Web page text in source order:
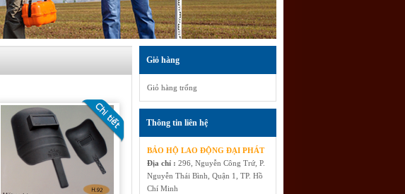
Giỏ hàng
Giỏ hàng trống
Thông tin liên hệ
BẢO HỘ LAO ĐỘNG ĐẠI PHÁT
Địa chỉ : 296, Nguyễn Công Trứ, P.
Nguyễn Thái Bình, Quận 1, TP. Hồ
Chí Minh